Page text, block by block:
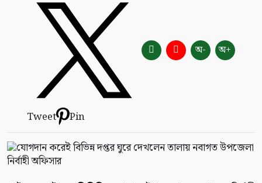
Tweet Pin
অ- অ+